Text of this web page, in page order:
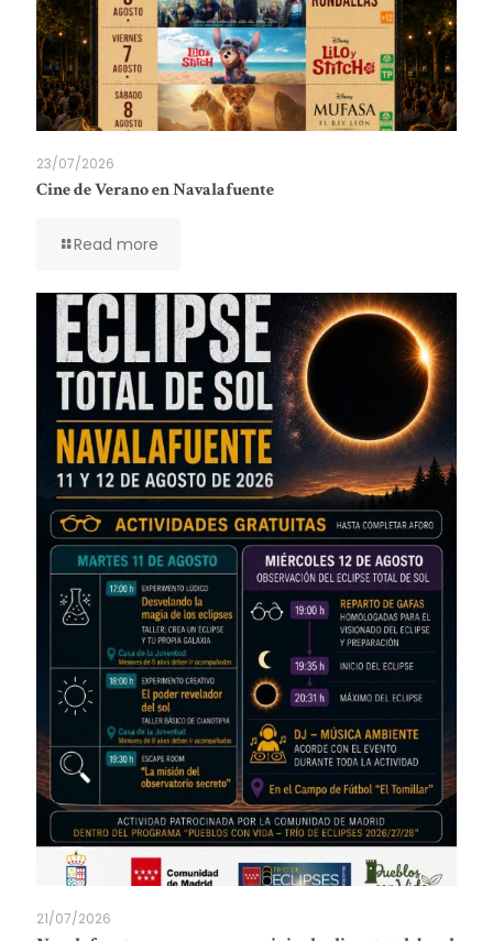
23/07/2026
Cine de Verano en Navalafuente
Read more
21/07/2026